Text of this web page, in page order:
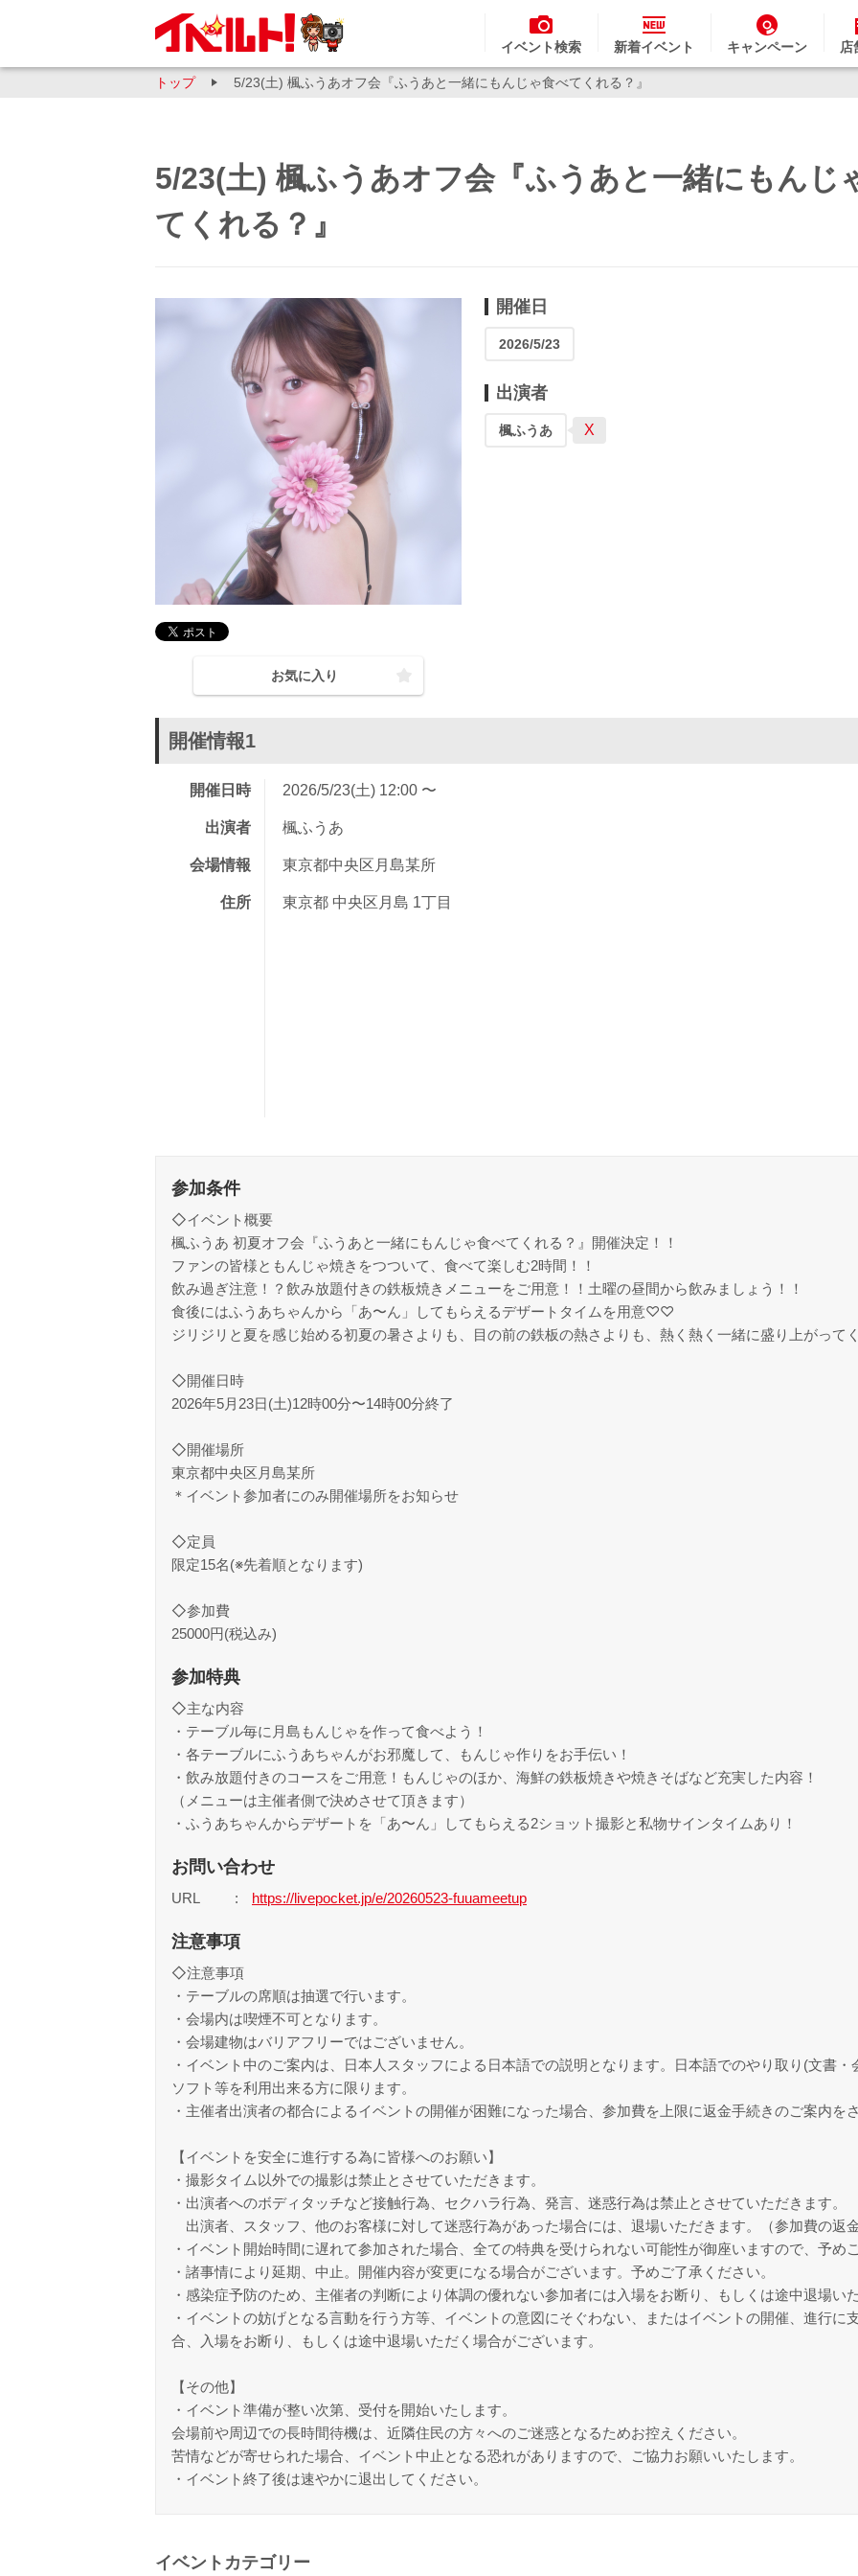
イベント検索 新着イベント キャンペーン 店
トップ 5/23(土) 楓ふうあオフ会『ふうあと一緒にもんじゃ食べてくれる？』
5/23(土) 楓ふうあオフ会『ふうあと一緒にもんじ
てくれる？』
お気に入り
開催日
2026/5/23
出演者
楓ふうあ X
開催情報1
開催日時 2026/5/23(土) 12:00 〜
出演者 楓ふうあ
会場情報 東京都中央区月島某所
住所 東京都 中央区月島 1丁目
参加条件
◇イベント概要
楓ふうあ 初夏オフ会『ふうあと一緒にもんじゃ食べてくれる？』開催決定！！
ファンの皆様ともんじゃ焼きをつついて、食べて楽しむ2時間！！
飲み過ぎ注意！？飲み放題付きの鉄板焼きメニューをご用意！！土曜の昼間から飲みましょう！！
食後にはふうあちゃんから「あ〜ん」してもらえるデザートタイムを用意♡♡
ジリジリと夏を感じ始める初夏の暑さよりも、目の前の鉄板の熱さよりも、熱く熱く一緒に盛り上がって
◇開催日時
2026年5月23日(土)12時00分〜14時00分終了
◇開催場所
東京都中央区月島某所
＊イベント参加者にのみ開催場所をお知らせ
◇定員
限定15名(※先着順となります)
◇参加費
25000円(税込み)
参加特典
◇主な内容
・テーブル毎に月島もんじゃを作って食べよう！
・各テーブルにふうあちゃんがお邪魔して、もんじゃ作りをお手伝い！
・飲み放題付きのコースをご用意！もんじゃのほか、海鮮の鉄板焼きや焼きそばなど充実した内容！
（メニューは主催者側で決めさせて頂きます）
・ふうあちゃんからデザートを「あ〜ん」してもらえる2ショット撮影と私物サインタイムあり！
お問い合わせ
URL https://livepocket.jp/e/20260523-fuuameetup
注意事項
◇注意事項
・テーブルの席順は抽選で行います。
・会場内は喫煙不可となります。
・会場建物はバリアフリーではございません。
・イベント中のご案内は、日本人スタッフによる日本語での説明となります。日本語でのやり取り(文書
ソフト等を利用出来る方に限ります。
・主催者出演者の都合によるイベントの開催が困難になった場合、参加費を上限に返金手続きのご案内を
【イベントを安全に進行する為に皆様へのお願い】
・撮影タイム以外での撮影は禁止とさせていただきます。
・出演者へのボディタッチなど接触行為、セクハラ行為、発言、迷惑行為は禁止とさせていただきます。
出演者、スタッフ、他のお客様に対して迷惑行為があった場合には、退場いただきます。（参加費の返金
・イベント開始時間に遅れて参加された場合、全ての特典を受けられない可能性が御座いますので、予め
・諸事情により延期、中止。開催内容が変更になる場合がございます。予めご了承ください。
・感染症予防のため、主催者の判断により体調の優れない参加者には入場をお断り、もしくは途中退場い
・イベントの妨げとなる言動を行う方等、イベントの意図にそぐわない、またはイベントの開催、進行に
合、入場をお断り、もしくは途中退場いただく場合がございます。
【その他】
・イベント準備が整い次第、受付を開始いたします。
会場前や周辺での長時間待機は、近隣住民の方々へのご迷惑となるためお控えください。
苦情などが寄せられた場合、イベント中止となる恐れがありますので、ご協力お願いいたします。
・イベント終了後は速やかに退出してください。
イベントカテゴリー